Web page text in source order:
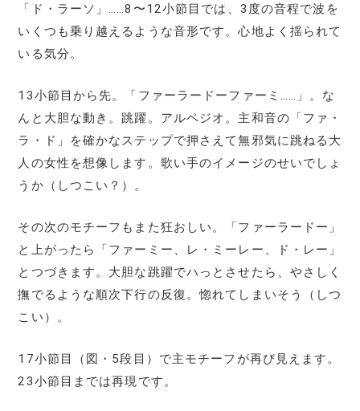
「ド・ラーソ」……8〜12小節目では、3度の音程で波を
いくつも乗り越えるような音形です。心地よく揺られて
いる気分。
13小節目から先。「ファーラードーファーミ……」。な
んと大胆な動き。跳躍。アルペジオ。主和音の「ファ・
ラ・ド」を確かなステップで押さえて無邪気に跳ねる大
人の女性を想像します。歌い手のイメージのせいでしょ
うか（しつこい？）。
その次のモチーフもまた狂おしい。「ファーラードー」
と上がったら「ファーミー、レ・ミーレー、ド・レー」
とつづきます。大胆な跳躍でハっとさせたら、やさしく
撫でるような順次下行の反復。惚れてしまいそう（しつ
こい）。
17小節目（図・5段目）で主モチーフが再び見えます。
23小節目までは再現です。